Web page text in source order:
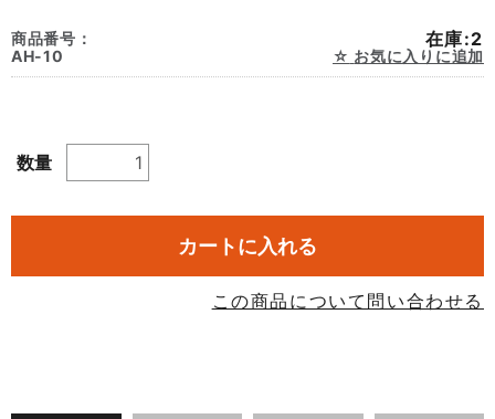
商品番号：
AH-10
在庫:2
お気に入りに追加
数量
カートに入れる
この商品について問い合わせる